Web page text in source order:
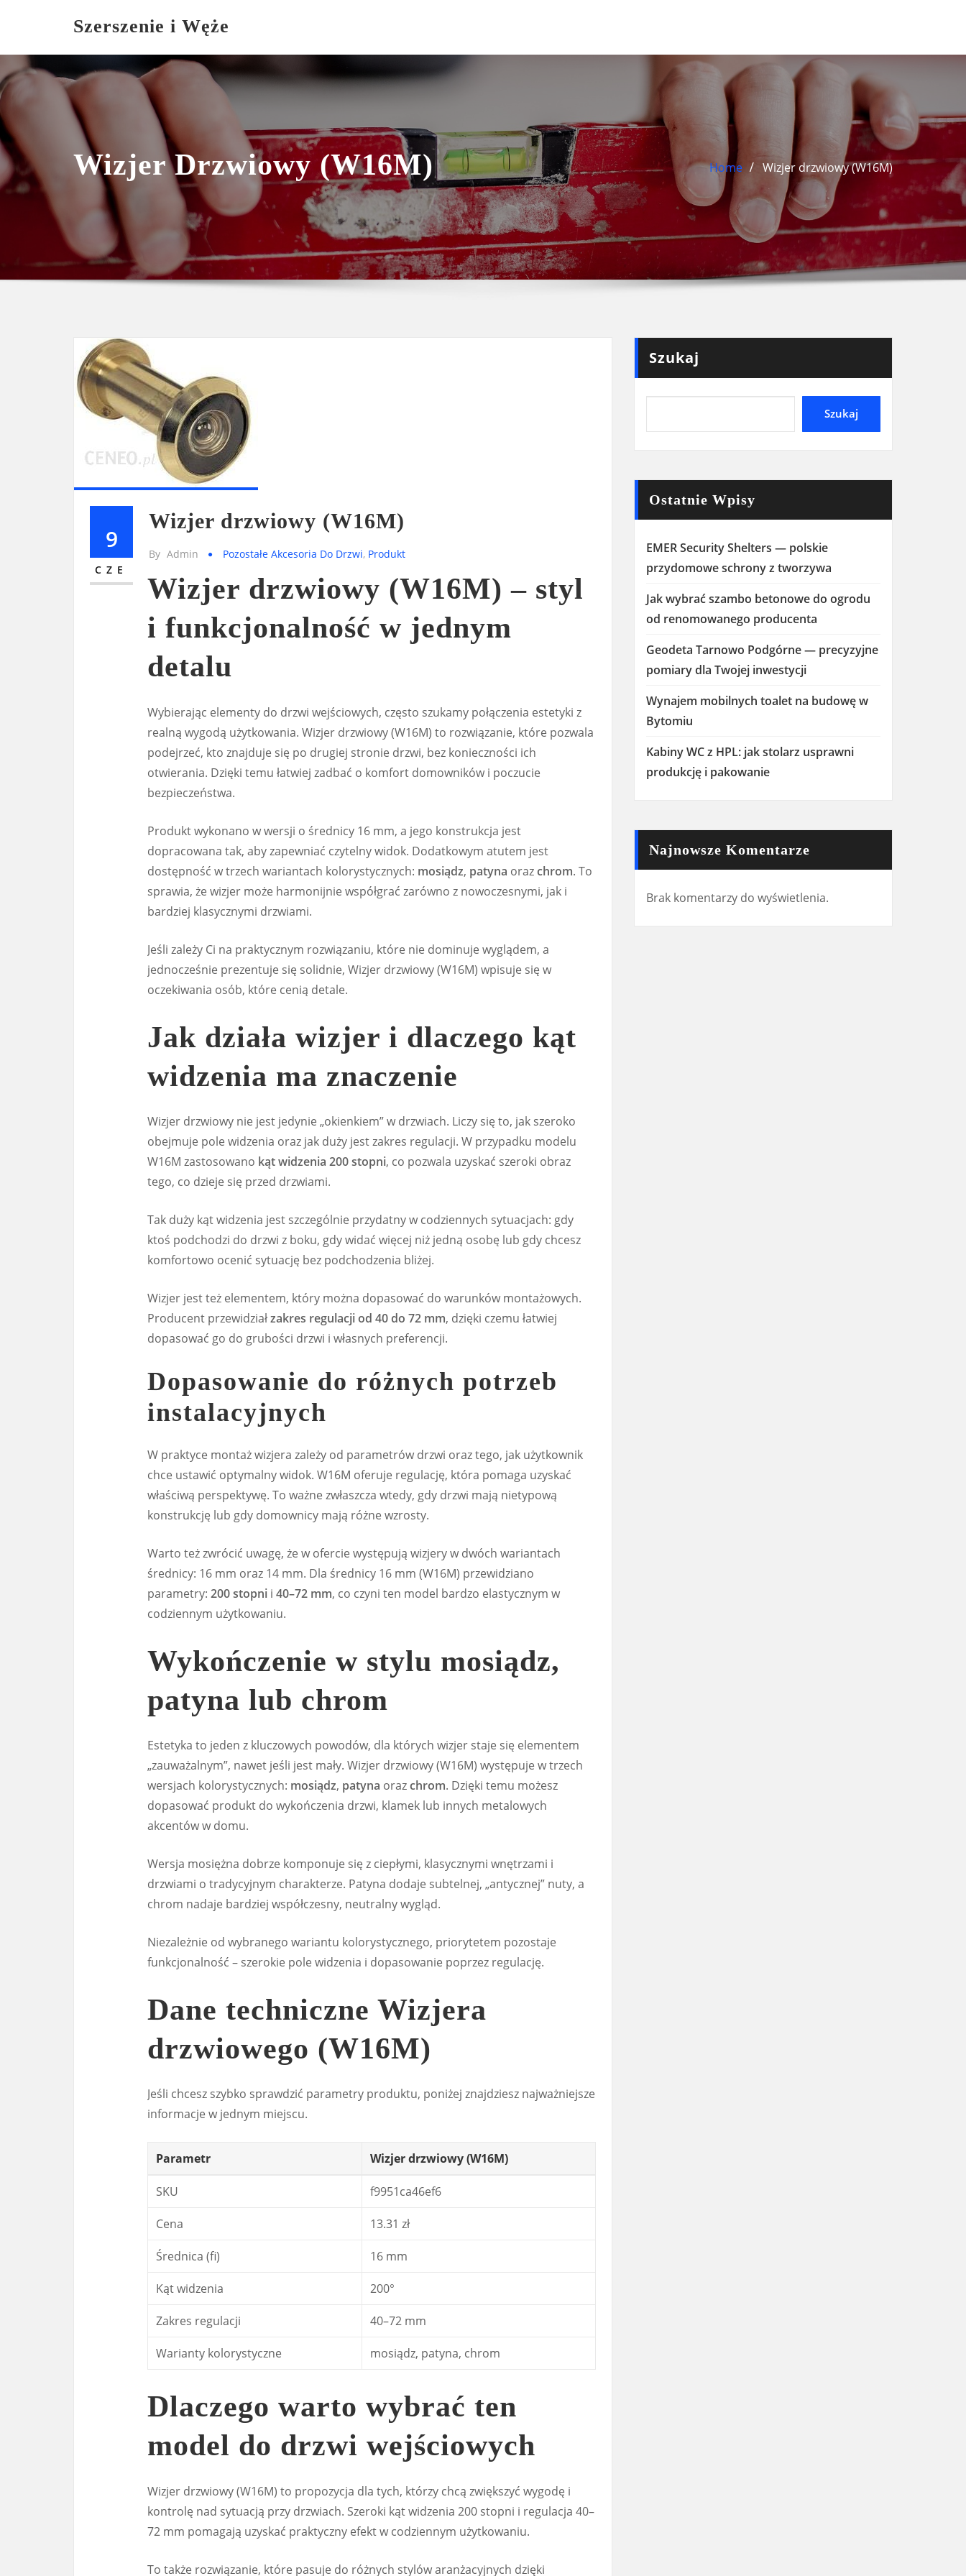
Szerszenie i Węże
Wizjer Drzwiowy (W16M) Home Wizjer drzwiowy (W16M)
9
CZE
Wizjer drzwiowy (W16M)
By Admin Pozostałe Akcesoria Do Drzwi, Produkt
Wizjer drzwiowy (W16M) – styl
i funkcjonalność w jednym
detalu
Wybierając elementy do drzwi wejściowych, często szukamy połączenia estetyki z
realną wygodą użytkowania. Wizjer drzwiowy (W16M) to rozwiązanie, które pozwala
podejrzeć, kto znajduje się po drugiej stronie drzwi, bez konieczności ich
otwierania. Dzięki temu łatwiej zadbać o komfort domowników i poczucie
bezpieczeństwa.
Produkt wykonano w wersji o średnicy 16 mm, a jego konstrukcja jest
dopracowana tak, aby zapewniać czytelny widok. Dodatkowym atutem jest
dostępność w trzech wariantach kolorystycznych: mosiądz, patyna orazchrom. To
sprawia, że wizjer może harmonijnie współgrać zarówno z nowoczesnymi, jak i
bardziej klasycznymi drzwiami.
Jeśli zależy Ci na praktycznym rozwiązaniu, które nie dominuje wyglądem, a
jednocześnie prezentuje się solidnie, Wizjer drzwiowy (W16M) wpisuje się w
oczekiwania osób, które cenią detale.
Jak działa wizjer i dlaczego kąt
widzenia ma znaczenie
Wizjer drzwiowy nie jest jedynie „okienkiem” w drzwiach. Liczy się to, jak szeroko
obejmuje pole widzenia oraz jak duży jest zakres regulacji. W przypadku modelu
W16M zastosowano kąt widzenia 200 stopni, co pozwala uzyskać szeroki obraz
tego, co dzieje się przed drzwiami.
Tak duży kąt widzenia jest szczególnie przydatny w codziennych sytuacjach: gdy
ktoś podchodzi do drzwi z boku, gdy widać więcej niż jedną osobę lub gdy chcesz
komfortowo ocenić sytuację bez podchodzenia bliżej.
Wizjer jest też elementem, który można dopasować do warunków montażowych.
Producent przewidziałzakres regulacji od 40 do 72 mm, dzięki czemu łatwiej
dopasować go do grubości drzwi i własnych preferencji.
Dopasowanie do różnych potrzeb
instalacyjnych
W praktyce montaż wizjera zależy od parametrów drzwi oraz tego, jak użytkownik
chce ustawić optymalny widok. W16M oferuje regulację, która pomaga uzyskać
właściwą perspektywę. To ważne zwłaszcza wtedy, gdy drzwi mają nietypową
konstrukcję lub gdy domownicy mają różne wzrosty.
Warto też zwrócić uwagę, że w ofercie występują wizjery w dwóch wariantach
średnicy: 16 mm oraz 14 mm. Dla średnicy 16 mm (W16M) przewidziano
parametry: 200 stopni i 40–72 mm, co czyni ten model bardzo elastycznym w
codziennym użytkowaniu.
Wykończenie w stylu mosiądz,
patyna lub chrom
Estetyka to jeden z kluczowych powodów, dla których wizjer staje się elementem
„zauważalnym”, nawet jeśli jest mały. Wizjer drzwiowy (W16M) występuje w trzech
wersjach kolorystycznych: mosiądz, patyna orazchrom. Dzięki temu możesz
dopasować produkt do wykończenia drzwi, klamek lub innych metalowych
akcentów w domu.
Wersja mosiężna dobrze komponuje się z ciepłymi, klasycznymi wnętrzami i
drzwiami o tradycyjnym charakterze. Patyna dodaje subtelnej, „antycznej” nuty, a
chrom nadaje bardziej współczesny, neutralny wygląd.
Niezależnie od wybranego wariantu kolorystycznego, priorytetem pozostaje
funkcjonalność – szerokie pole widzenia i dopasowanie poprzez regulację.
Dane techniczne Wizjera
drzwiowego (W16M)
Jeśli chcesz szybko sprawdzić parametry produktu, poniżej znajdziesz najważniejsze
informacje w jednym miejscu.
Parametr Wizjer drzwiowy (W16M)
SKU f9951ca46ef6
Cena 13.31 zł
Średnica (fi) 16 mm
Kąt widzenia 200°
Zakres regulacji 40–72 mm
Warianty kolorystyczne mosiądz, patyna, chrom
Dlaczego warto wybrać ten
model do drzwi wejściowych
Wizjer drzwiowy (W16M) to propozycja dla tych, którzy chcą zwiększyć wygodę i
kontrolę nad sytuacją przy drzwiach. Szeroki kąt widzenia 200 stopni i regulacja 40–
72 mm pomagają uzyskać praktyczny efekt w codziennym użytkowaniu.
To także rozwiązanie, które pasuje do różnych stylów aranżacyjnych dzięki
Szukaj
Szukaj
Ostatnie Wpisy
EMER Security Shelters — polskie
przydomowe schrony z tworzywa
Jak wybrać szambo betonowe do ogrodu
od renomowanego producenta
Geodeta Tarnowo Podgórne — precyzyjne
pomiary dla Twojej inwestycji
Wynajem mobilnych toalet na budowę w
Bytomiu
Kabiny WC z HPL: jak stolarz usprawni
produkcję i pakowanie
Najnowsze Komentarze
Brak komentarzy do wyświetlenia.